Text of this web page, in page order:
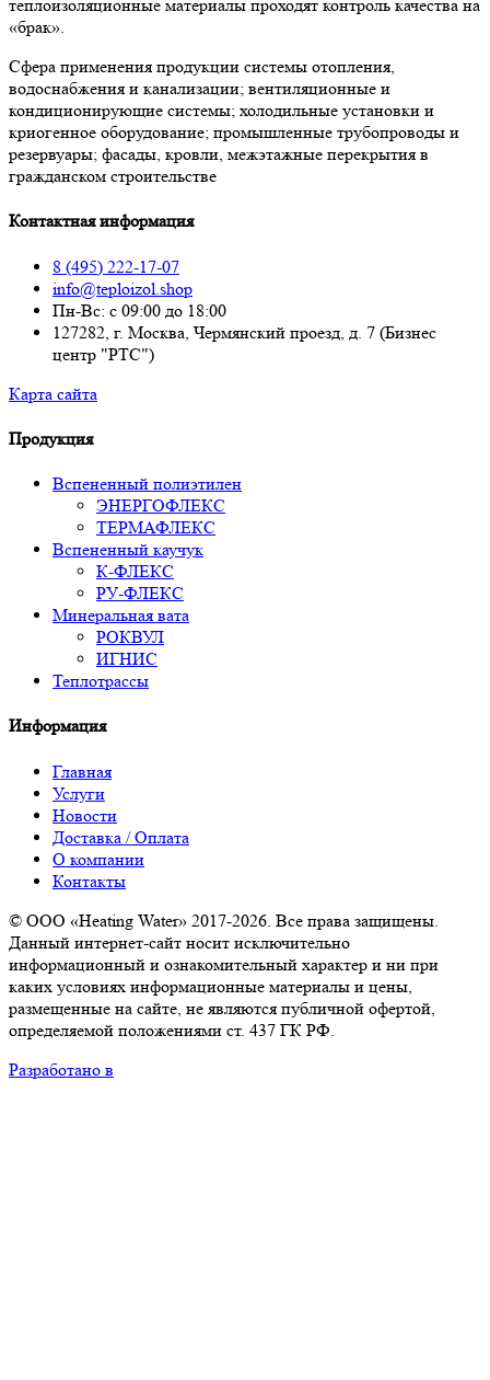
теплоизоляционные материалы проходят контроль качества на
«брак».
Сфера применения продукции системы отопления,
водоснабжения и канализации; вентиляционные и
кондиционирующие системы; холодильные установки и
криогенное оборудование; промышленные трубопроводы и
резервуары; фасады, кровли, межэтажные перекрытия в
гражданском строительстве
Контактная информация
8 (495) 222-17-07
info@teploizol.shop
Пн-Вс: с 09:00 до 18:00
127282, г. Москва, Чермянский проезд, д. 7 (Бизнес
центр "РТС")
Карта сайта
Продукция
Вспененный полиэтилен
ЭНЕРГОФЛЕКС
ТЕРМАФЛЕКС
Вспененный каучук
К-ФЛЕКС
РУ-ФЛЕКС
Минеральная вата
РОКВУЛ
ИГНИС
Теплотрассы
Информация
Главная
Услуги
Новости
Доставка / Оплата
О компании
Контакты
© ООО «Heating Water» 2017-2026. Все права защищены.
Данный интернет-сайт носит исключительно
информационный и ознакомительный характер и ни при
каких условиях информационные материалы и цены,
размещенные на сайте, не являются публичной офертой,
определяемой положениями ст. 437 ГК РФ.
Разработано в